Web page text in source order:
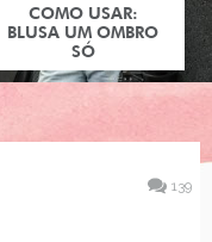
COMO USAR:
BLUSA UM OMBRO
SÓ
139